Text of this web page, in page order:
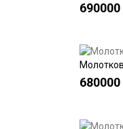
690000
680000